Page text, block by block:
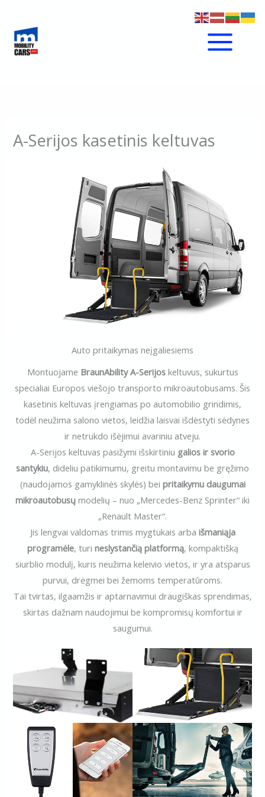
turinio
A-Serijos kasetinis keltuvas
Auto pritaikymas neįgaliesiems
Montuojame BraunAbility A-Serijoskeltuvus, sukurtus
specialiai Europos viešojo transporto mikroautobusams. Šis
kasetinis keltuvas įrengiamas po automobilio grindimis,
todėl neužima salono vietos, leidžia laisvai išdėstyti sėdynes
ir netrukdo išėjimui avariniu atveju.
A-Serijos keltuvas pasižymi išskirtiniu galios ir svorio
santykiu, dideliu patikimumu, greitu montavimu be gręžimo
(naudojamos gamyklinės skylės) bei pritaikymu daugumai
mikroautobusų modelių – nuo „Mercedes-Benz Sprinter“ iki
„Renault Master“.
Jis lengvai valdomas trimis mygtukais arba išmaniąja
programėle, turi neslystančią platformą, kompaktišką
siurblio modulį, kuris neužima keleivio vietos, ir yra atsparus
purvui, drėgmei bei žemoms temperatūroms.
Tai tvirtas, ilgaamžis ir aptarnavimui draugiškas sprendimas,
skirtas dažnam naudojimui be kompromisų komfortui ir
saugumui.